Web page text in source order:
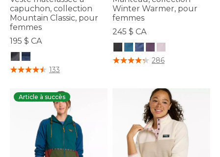
capuchon, collection
Mountain Classic, pour
femmes
195 $ CA
3,7 sur 5 Évaluation des clients
133
Winter Warmer, pour
femmes
245 $ CA
4,1 sur 5 Évaluation des clients
286
Article à succès